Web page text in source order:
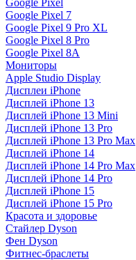
Google Pixel
Google Pixel 7
Google Pixel 9 Pro XL
Google Pixel 8 Pro
Google Pixel 8A
Мониторы
Apple Studio Display
Дисплеи iPhone
Дисплей iPhone 13
Дисплей iPhone 13 Mini
Дисплей iPhone 13 Pro
Дисплей iPhone 13 Pro Max
Дисплей iPhone 14
Дисплей iPhone 14 Pro Max
Дисплей iPhone 14 Pro
Дисплей iPhone 15
Дисплей iPhone 15 Pro
Красота и здоровье
Стайлер Dyson
Фен Dyson
Фитнес-браслеты